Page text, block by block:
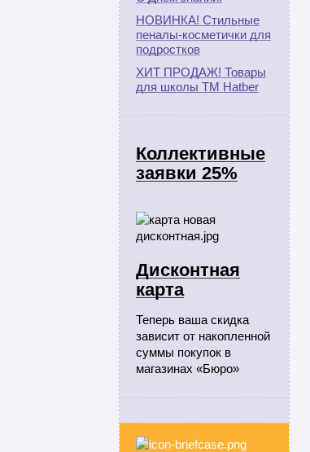
НОВИНКА! Стильные
пеналы-косметички для
подростков
ХИТ ПРОДАЖ! Товары
для школы ТМ Hatber
Коллективные
заявки 25%
Дисконтная
карта
Теперь ваша скидка
зависит от накопленной
суммы покупок в
магазинах «Бюро»